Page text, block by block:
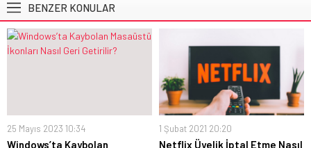
BENZER KONULAR
25 Mayıs 2023 10:34
Windows’ta Kaybolan
1 Şubat 2021 20:20
Netflix Üyelik İptal Etme Nasıl